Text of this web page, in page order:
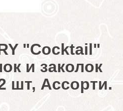
"Cocktail"
и заколок
шт, Ассорти.